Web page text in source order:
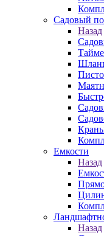
Садовый
Назад
Емкости
Назад
Назад